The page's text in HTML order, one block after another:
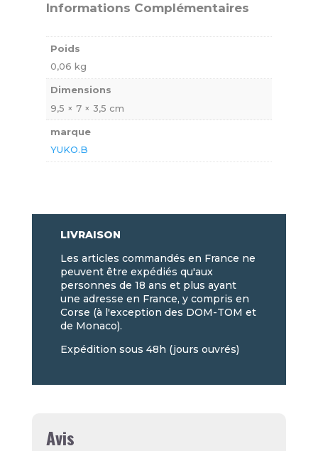
Informations Complémentaires
Poids
0,06 kg
Dimensions
9,5 × 7 × 3,5 cm
marque
YUKO.B
LIVRAISON
Les articles commandés en France ne
peuvent être expédiés qu'aux
personnes de 18 ans et plus ayant
une adresse en France, y compris en
Corse (à l'exception des DOM-TOM et
de Monaco).
Expédition sous 48h (jours ouvrés)
Avis